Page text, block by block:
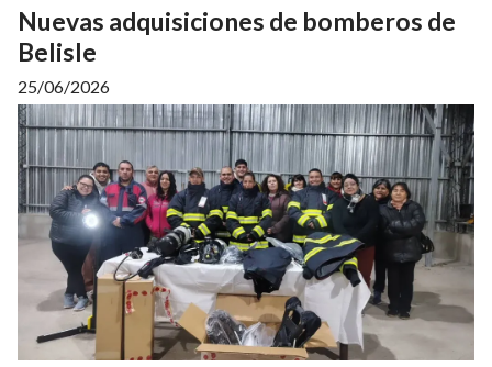
Nuevas adquisiciones de bomberos de
Belisle
25/06/2026